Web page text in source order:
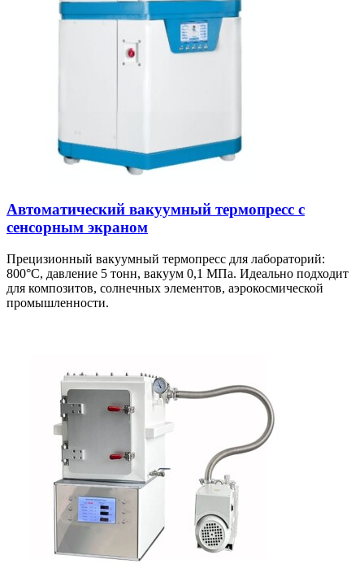
Автоматический вакуумный термопресс с
сенсорным экраном
Прецизионный вакуумный термопресс для лабораторий:
800°C, давление 5 тонн, вакуум 0,1 МПа. Идеально подходит
для композитов, солнечных элементов, аэрокосмической
промышленности.